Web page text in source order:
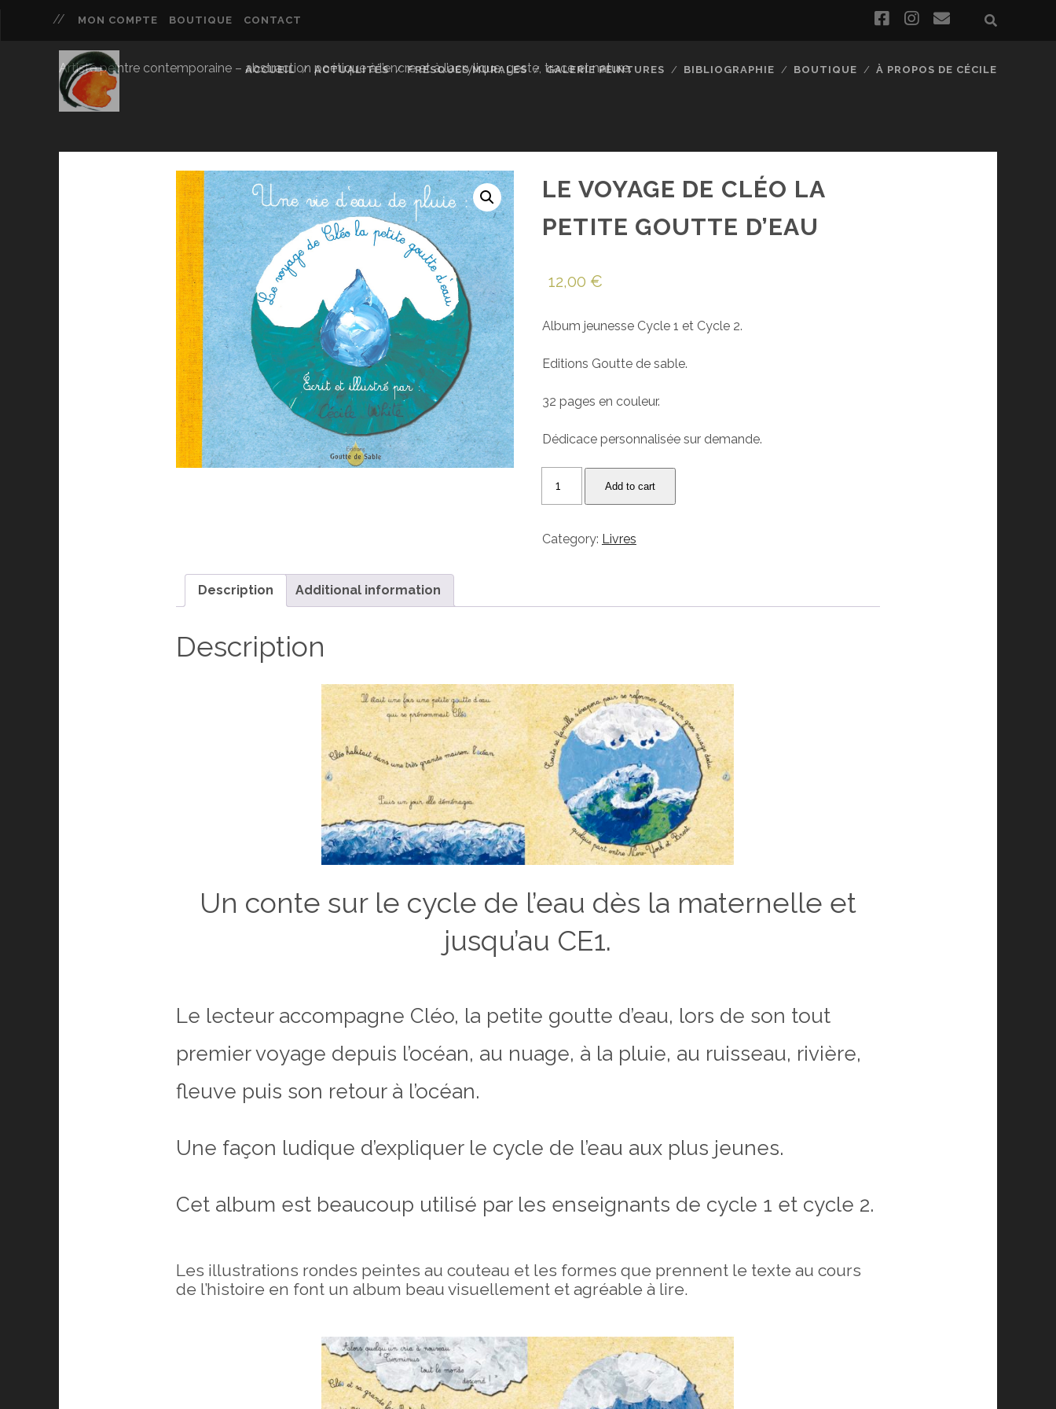
MON COMPTE BOUTIQUE CONTACT facebookinstagram
email
Artiste peintre contemporaine – abstraction poétique à l’encre et à l’acrylique, geste, trace et nature.
ACCUEIL ACTUALITÉS FRESQUES MURALES GALERIE PEINTURES BIBLIOGRAPHIE BOUTIQUE À PROPOS DE CÉCILE
LE VOYAGE DE CLÉO LA
PETITE GOUTTE D’EAU
12,00 €
Album jeunesse Cycle 1 et Cycle 2.
Editions Goutte de sable.
32 pages en couleur.
Dédicace personnalisée sur demande.
Voyage
Cléo
d'eau
Add to cart
Category: Livres
Description Additional information
Description
Un conte sur le cycle de l’eau dès la maternelle et
jusqu’au CE1.
Le lecteur accompagne Cléo, la petite goutte d’eau, lors de son tout
premier voyage depuis l’océan, au nuage, à la pluie, au ruisseau, rivière,
fleuve puis son retour à l’océan.
Une façon ludique d’expliquer le cycle de l’eau aux plus jeunes.
Cet album est beaucoup utilisé par les enseignants de cycle 1 et cycle 2.
Les illustrations rondes peintes au couteau et les formes que prennent le texte au cours
de l’histoire en font un album beau visuellement et agréable à lire.